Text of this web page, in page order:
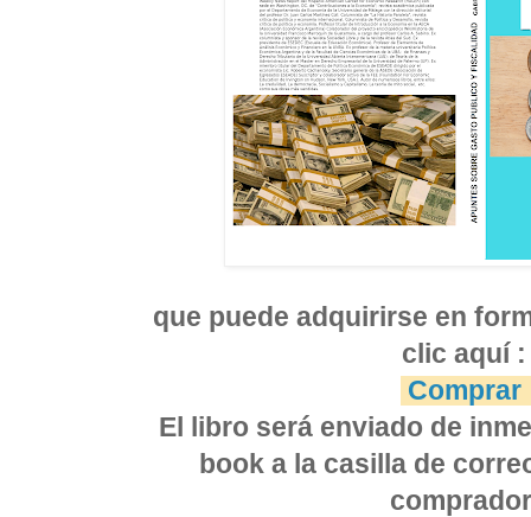
que puede adquirirse en
clic aquí
Comprar
El libro será enviado de
book a la casilla de